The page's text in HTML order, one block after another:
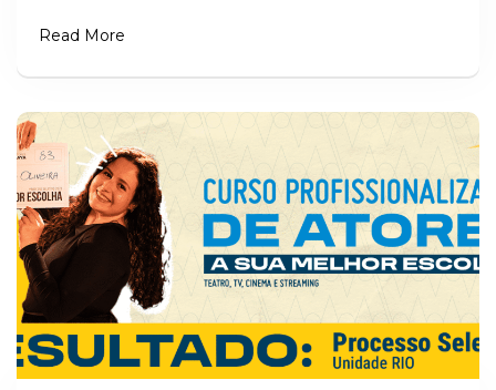
Read More